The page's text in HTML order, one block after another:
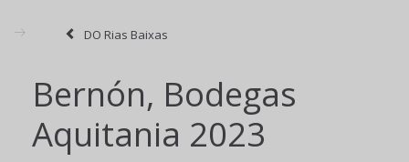
DO Rias Baixas
Bernón, Bodegas
Aquitania 2023